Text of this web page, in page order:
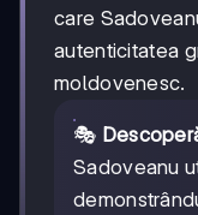
care
autenticitatea
moldovenesc.
🎭
Sadoveanu